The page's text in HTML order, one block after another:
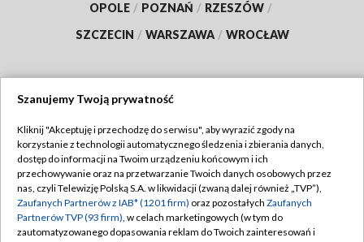
OPOLE / POZNAŃ / RZESZÓW /
SZCZECIN / WARSZAWA / WROCŁAW
TVP
Abonament TVP
Emisja w TVP
Centrum informacji TVP
Regulamin TVP
Polityka prywatności
Moje zgody
Szanujemy Twoją prywatność
Kliknij "Akceptuję i przechodzę do serwisu", aby wyrazić zgody na
korzystanie z technologii automatycznego śledzenia i zbierania danych,
dostęp do informacji na Twoim urządzeniu końcowym i ich
przechowywanie oraz na przetwarzanie Twoich danych osobowych przez
nas, czyli Telewizję Polską S.A. w likwidacji (zwaną dalej również „TVP”),
Zaufanych Partnerów z IAB* (1201 firm) oraz pozostałych Zaufanych
Partnerów TVP (93 firm), w celach marketingowych (w tym do
zautomatyzowanego dopasowania reklam do Twoich zainteresowań i